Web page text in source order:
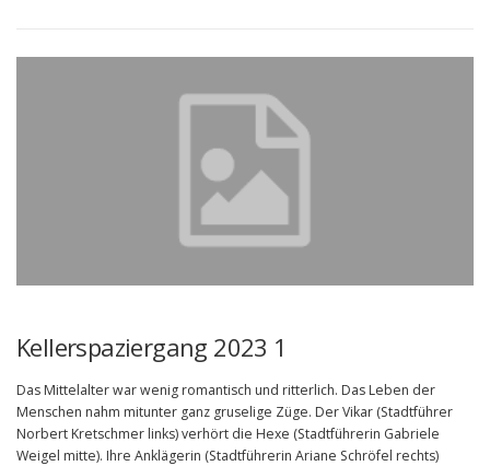
Kellerspaziergang 2023 1
Das Mittelalter war wenig romantisch und ritterlich. Das Leben der
Menschen nahm mitunter ganz gruselige Züge. Der Vikar (Stadtführer
Norbert Kretschmer links) verhört die Hexe (Stadtführerin Gabriele
Weigel mitte). Ihre Anklägerin (Stadtführerin Ariane Schröfel rechts)